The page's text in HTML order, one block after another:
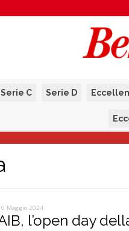
Serie C Serie D
Maggio 2024
l’open day